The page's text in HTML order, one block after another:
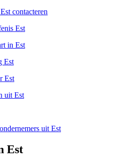
contacteren
Est
in Est
Est
Est
uit Est
uit Est
Est